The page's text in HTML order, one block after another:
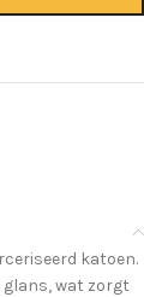
katoen.
glans, wat zorgt